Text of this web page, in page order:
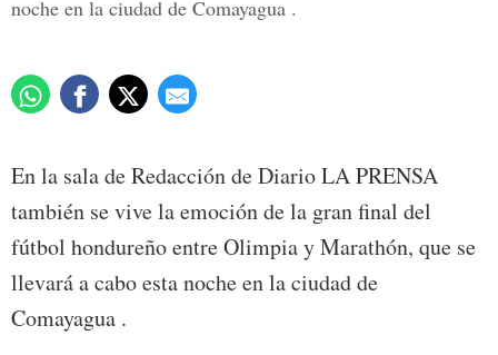
noche en la ciudad de Comayagua .
En la sala de Redacción de Diario LA PRENSA
también se vive la emoción de la gran final del
fútbol hondureño entre Olimpia y Marathón, que se
llevará a cabo esta noche en la ciudad de
Comayagua .